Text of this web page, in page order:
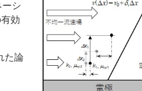
シ
効
た論